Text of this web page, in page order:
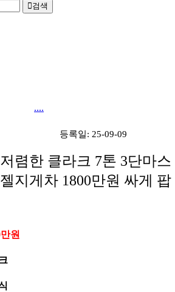
검색
....
등록일: 25-09-09
렴한 클라크 7톤 3단마스
지게차 1800만원 싸게 팝
원